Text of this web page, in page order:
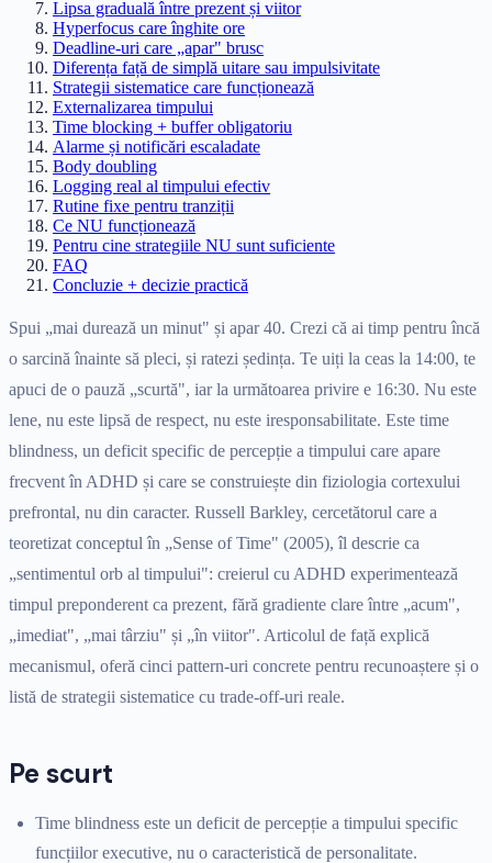
Lipsa graduală între prezent și viitor
Hyperfocus care înghite ore
Deadline-uri care „apar" brusc
Diferența față de simplă uitare sau impulsivitate
Strategii sistematice care funcționează
Externalizarea timpului
Time blocking + buffer obligatoriu
Alarme și notificări escaladate
Body doubling
Logging real al timpului efectiv
Rutine fixe pentru tranziții
Ce NU funcționează
Pentru cine strategiile NU sunt suficiente
FAQ
Concluzie + decizie practică
Spui „mai durează un minut" și apar 40. Crezi că ai timp pentru încă
o sarcină înainte să pleci, și ratezi ședința. Te uiți la ceas la 14:00, te
apuci de o pauză „scurtă", iar la următoarea privire e 16:30. Nu este
lene, nu este lipsă de respect, nu este iresponsabilitate. Este time
blindness, un deficit specific de percepție a timpului care apare
frecvent în ADHD și care se construiește din fiziologia cortexului
prefrontal, nu din caracter. Russell Barkley, cercetătorul care a
teoretizat conceptul în „Sense of Time" (2005), îl descrie ca
„sentimentul orb al timpului": creierul cu ADHD experimentează
timpul preponderent ca prezent, fără gradiente clare între „acum",
„imediat", „mai târziu" și „în viitor". Articolul de față explică
mecanismul, oferă cinci pattern-uri concrete pentru recunoaștere și o
listă de strategii sistematice cu trade-off-uri reale.
Pe scurt
Time blindness este un deficit de percepție a timpului specific
funcțiilor executive, nu o caracteristică de personalitate.